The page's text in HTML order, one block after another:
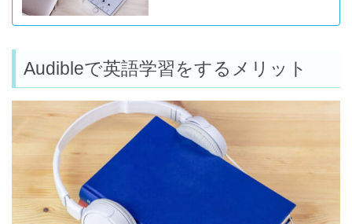
Audibleで英語学習をするメリット